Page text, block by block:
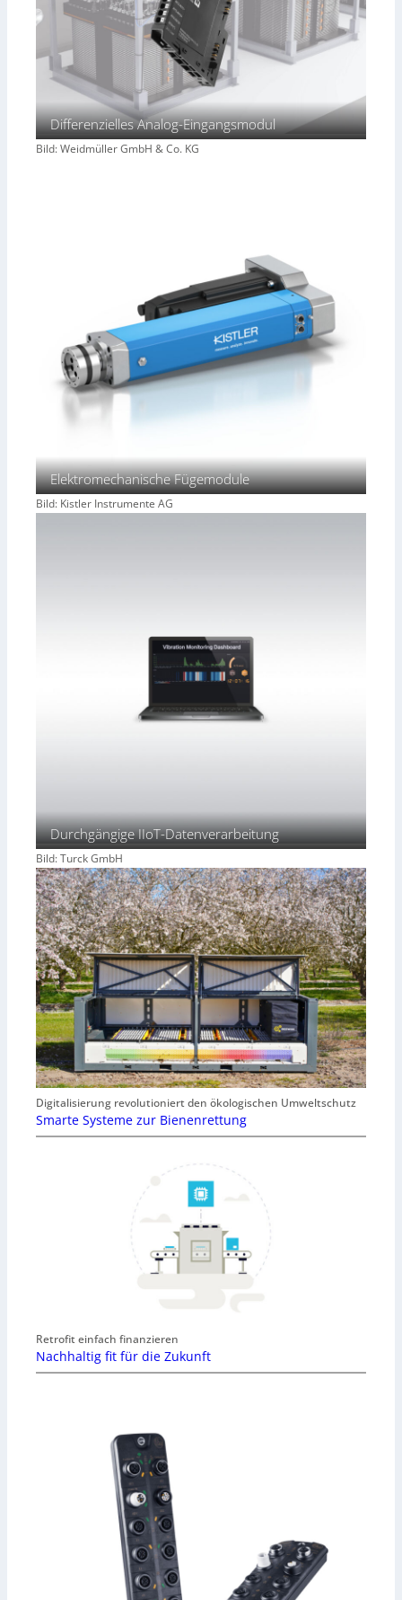
Differenzielles Analog-Eingangsmodul
Bild: Weidmüller GmbH & Co. KG
Elektromechanische Fügemodule
Bild: Kistler Instrumente AG
Durchgängige IIoT-Datenverarbeitung
Bild: Turck GmbH
Digitalisierung revolutioniert den ökologischen Umweltschutz
Smarte Systeme zur Bienenrettung
Retrofit einfach finanzieren
Nachhaltig fit für die Zukunft